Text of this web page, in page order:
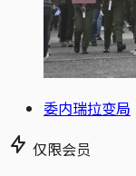
委内瑞拉变局
仅限会员